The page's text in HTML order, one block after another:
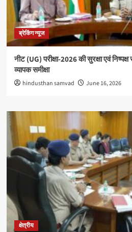
ब्रेकिंग न्यूज
नीट (UG) परीक्षा-2026 की सुरक्षा एवं
व्यापक समीक्षा
hindusthan samvad June 16, 2026
क्षेत्रीय